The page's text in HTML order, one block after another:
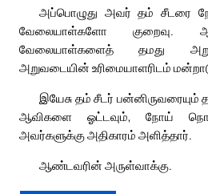
அப்பொழுது அவர் தம் சீடரை
வேலையாள்களோ குறைவு.
வேலையாள்களைத் தமது
அறுவடையின் உரிமையாளரிடம்
இயேசு தம் சீடர்
ஆவிகளை ஓட்டவும், நோய்
அவர்களுக்கு அதிகாரம் அளித்தார்.
ஆண்டவரின் அருள்வாக்கு.